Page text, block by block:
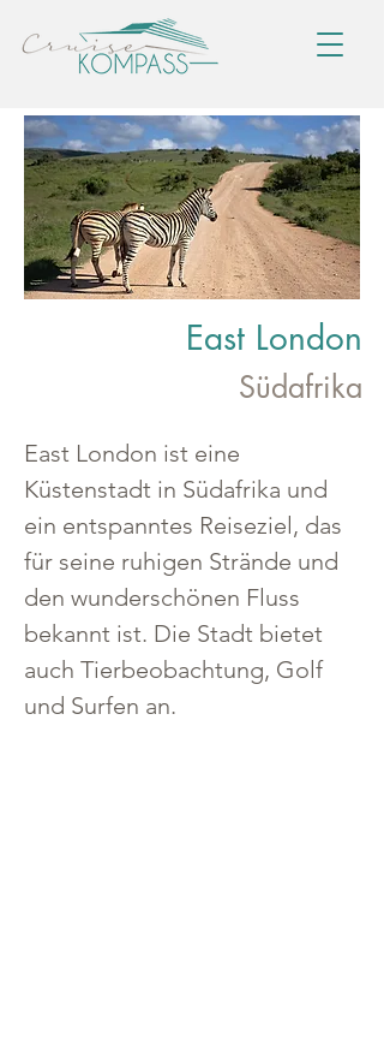
East London
Südafrika
East London ist eine
Küstenstadt in Südafrika und
ein entspanntes Reiseziel, das
für seine ruhigen Strände und
den wunderschönen Fluss
bekannt ist. Die Stadt bietet
auch Tierbeobachtung, Golf
und Surfen an.